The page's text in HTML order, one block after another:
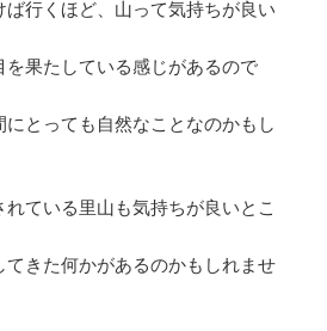
ば行くほど、山って気持ちが良い
を果たしている感じがあるので
とっても自然なことなのかもし
ている里山も気持ちが良いとこ
てきた何かがあるのかもしれませ